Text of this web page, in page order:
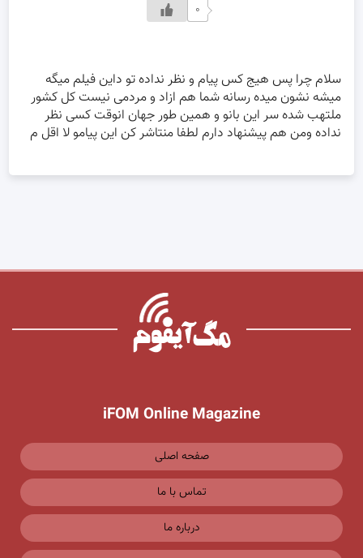
۰
سلام چرا پس هیج کس پیام و نظر نداده تو داین فیلم میگه
میشه نشون میده رسانه شما هم ازاد و مردمی نیست کل کشور
ملتهب شده سر این بانو و همین طور جهان انوقت کسی نظر
نداده ومن هم پیشنهاد دارم لطفا منتاشر کن این پیامو لا اقل م
iFOM Online Magazine
صفحه اصلی
تماس با ما
درباره ما